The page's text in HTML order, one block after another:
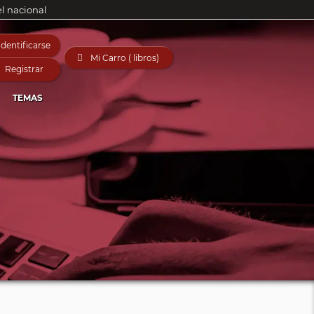
nacional
Registrar
 Mi Carro ( libros)
TEMAS